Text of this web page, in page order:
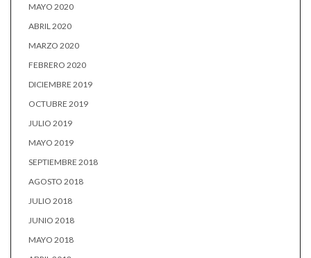
MAYO 2020
ABRIL 2020
MARZO 2020
FEBRERO 2020
DICIEMBRE 2019
OCTUBRE 2019
JULIO 2019
MAYO 2019
SEPTIEMBRE 2018
AGOSTO 2018
JULIO 2018
JUNIO 2018
MAYO 2018